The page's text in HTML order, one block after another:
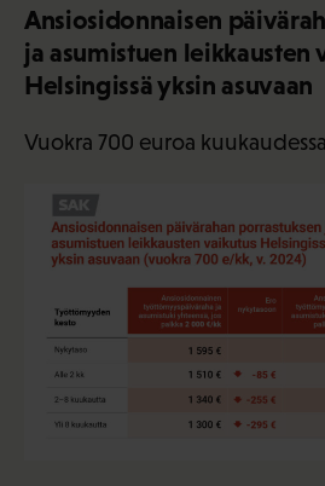
Ansiosidonnaisen
ja asumistuen leikkausten
Helsingissä yksin asuvaan
Vuokra 700 euroa